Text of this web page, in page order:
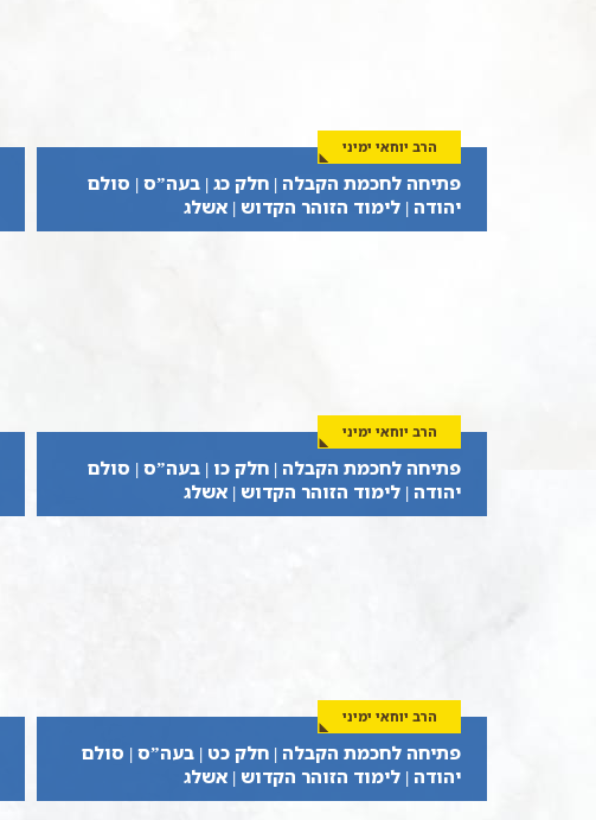
הרב יוחאי ימיני
פתיחה לחכמת הקבלה | חלק כג | בעה”ס | סולם
יהודה | לימוד הזוהר הקדוש | אשלג
הרב יוחאי ימיני
פתיחה לחכמת הקבלה | חלק כו | בעה”ס | סולם
יהודה | לימוד הזוהר הקדוש | אשלג
הרב יוחאי ימיני
פתיחה לחכמת הקבלה | חלק כט | בעה”ס | סולם
יהודה | לימוד הזוהר הקדוש | אשלג